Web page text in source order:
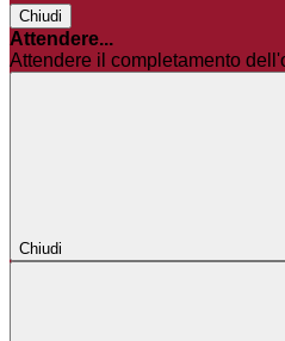
Chiudi
Attendere...
Attendere il completamento
Chiudi